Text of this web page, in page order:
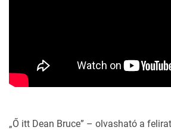
„Ő itt Dean Bruce” – olvasható a